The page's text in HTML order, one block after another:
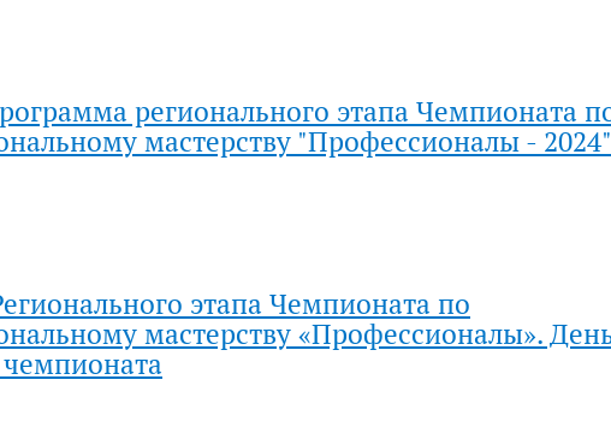
регионального этапа Чемпионата
мастерству "Профессионалы -
этапа Чемпионата по
мастерству «Профессионалы».